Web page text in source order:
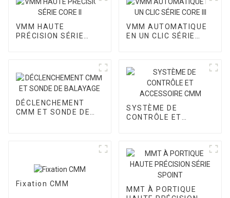
VMM HAUTE
PRÉCISION SÉRIE
VMM AUTOMATIQUE
EN UN CLIC SÉRIE
DÉCLENCHEMENT
CMM ET SONDE DE
SYSTÈME DE
CONTRÔLE ET
Fixation CMM
MMT À PORTIQUE